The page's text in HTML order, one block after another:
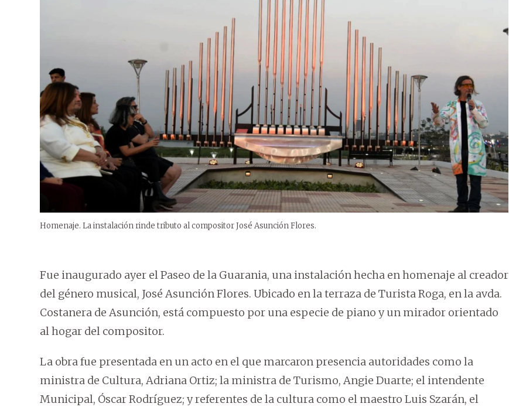
Homenaje. La instalación rinde tributo al compositor José Asunción Flores.
Fue inaugurado ayer el Paseo de la Guarania, una instalación hecha en homenaje al creador
del género musical, José Asunción Flores. Ubicado en la terraza de Turista Roga, en la avda.
Costanera de Asunción, está compuesto por una especie de piano y un mirador orientado
al hogar del compositor.
La obra fue presentada en un acto en el que marcaron presencia autoridades como la
ministra de Cultura, Adriana Ortiz; la ministra de Turismo, Angie Duarte; el intendente
Municipal, Óscar Rodríguez; y referentes de la cultura como el maestro Luis Szarán, el